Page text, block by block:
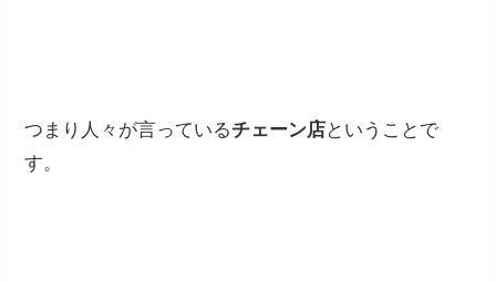
つまり人々が言っているチェーン店ということで
す。